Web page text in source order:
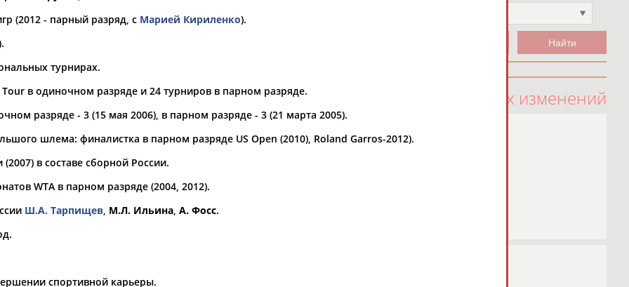
год чч год
100 последних изменений
(2012 - парный разряд, с Марией Кириленко).
турнирах.
в одиночном разряде и 24 турниров в парном разряде.
разряде - 3 (15 мая 2006), в парном разряде - 3 (21 марта 2005).
шлема: финалистка в парном разряде US Open (2010), Roland Garros-2012).
в составе сборной России.
WTA в парном разряде (2004, 2012).
Ш.А. Тарпищев М.Л. Ильина А. Фосс.
спортивной карьеры.